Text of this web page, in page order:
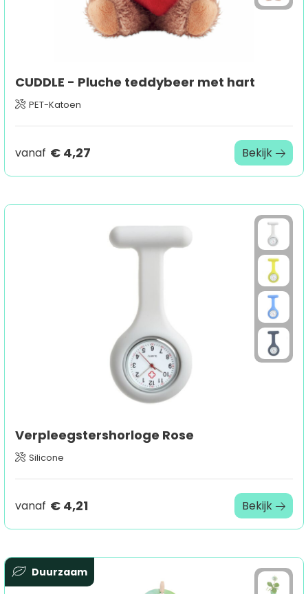
CUDDLE - Pluche teddybeer met hart
PET-Katoen
vanaf € 4,27 Bekijk
Verpleegstershorloge Rose
Silicone
vanaf € 4,21 Bekijk
Duurzaam